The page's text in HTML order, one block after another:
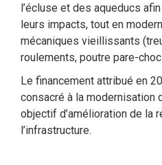
l’écluse et des aqueducs
leurs impacts, tout en
mécaniques vieillissants
roulements, poutre pare-
Le financement attribué en
consacré à la modernisation
objectif d’amélioration de la
l’infrastructure.